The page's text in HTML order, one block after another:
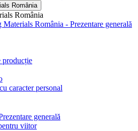
România
România
Materials România - Prezentare generală
producție
caracter personal
generală
viitor